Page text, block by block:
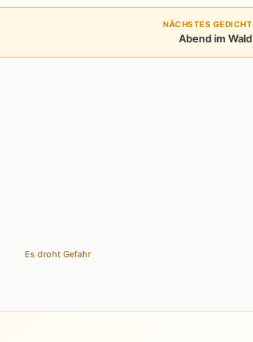
NÄCHSTES GEDICHT
Abend im Wald
Es droht Gefahr